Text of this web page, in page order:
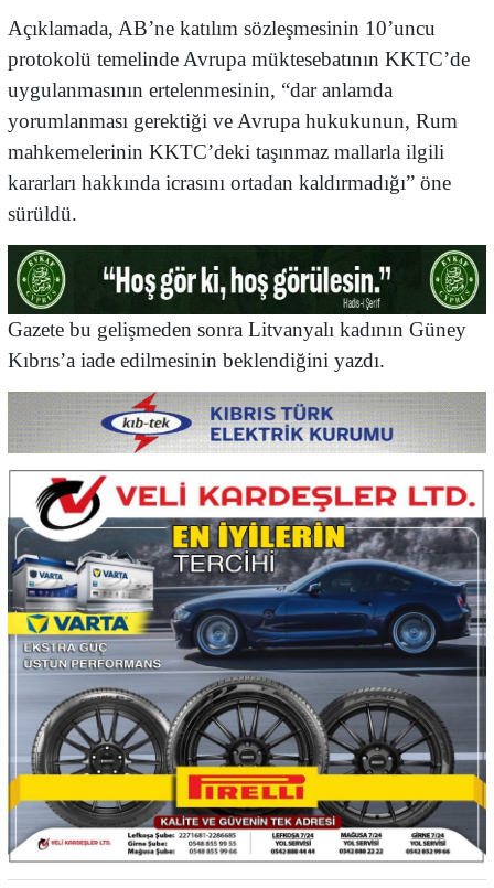
Açıklamada, AB’ne katılım sözleşmesinin 10’uncu
protokolü temelinde Avrupa müktesebatının KKTC’de
uygulanmasının ertelenmesinin, “dar anlamda
yorumlanması gerektiği ve Avrupa hukukunun, Rum
mahkemelerinin KKTC’deki taşınmaz mallarla ilgili
kararları hakkında icrasını ortadan kaldırmadığı” öne
sürüldü.
Gazete bu gelişmeden sonra Litvanyalı kadının Güney
Kıbrıs’a iade edilmesinin beklendiğini yazdı.